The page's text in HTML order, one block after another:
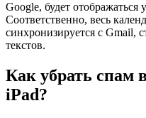
Google, будет
Соответственно, весь
синхронизируется с Gmail,
текстов.
Как убрать спам
iPad?